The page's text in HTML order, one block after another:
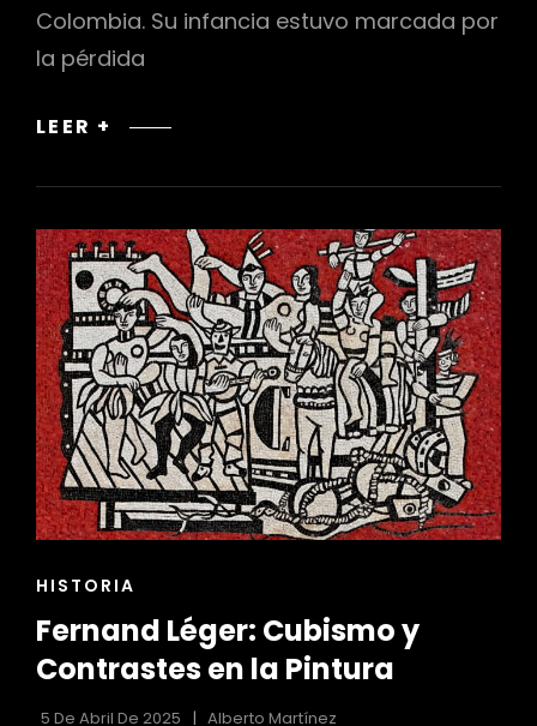
Colombia. Su infancia estuvo marcada por
la pérdida
LEER +
FERNANDO
FIGURAS
Y
SÁTIRA
SOCIAL
ENLACES
LAS
CATEGORÍAS
HISTORIA
Fernand Léger: Cubismo y
Contrastes en la Pintura
5 De Abril De 2025 Alberto Martínez